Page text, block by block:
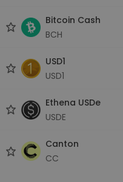
Bitcoin Cash
BCH
USD1
USD1
Ethena USDe
USDE
Canton
CC